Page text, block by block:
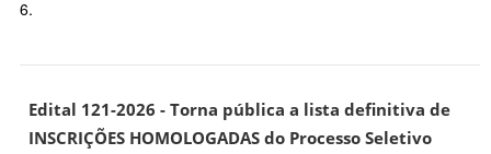
6.
Edital 121-2026 - Torna pública a lista definitiva de
INSCRIÇÕES HOMOLOGADAS do Processo Seletivo